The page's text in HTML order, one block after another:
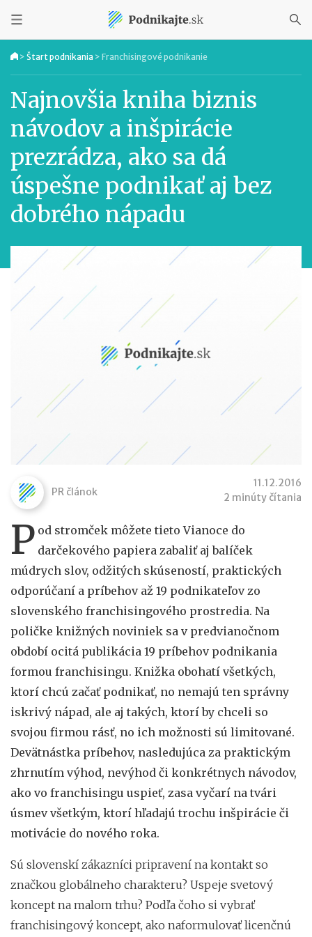
> Štart podnikania > Franchisingové podnikanie
Najnovšia kniha biznis
návodov a inšpirácie
prezrádza, ako sa dá
úspešne podnikať aj bez
dobrého nápadu
PR článok
11.12.2016
2 minúty čítania
P od stromček môžete tieto Vianoce do
darčekového papiera zabaliť aj balíček
múdrych slov, odžitých skúseností, praktických
odporúčaní a príbehov až 19 podnikateľov zo
slovenského franchisingového prostredia. Na
poličke knižných noviniek sa v predvianočnom
období ocitá publikácia 19 príbehov podnikania
formou franchisingu. Knižka obohatí všetkých,
ktorí chcú začať podnikať, no nemajú ten správny
iskrivý nápad, ale aj takých, ktorí by chceli so
svojou firmou rásť, no ich možnosti sú limitované.
Devätnástka príbehov, nasledujúca za praktickým
zhrnutím výhod, nevýhod či konkrétnych návodov,
ako vo franchisingu uspieť, zasa vyčarí na tvári
úsmev všetkým, ktorí hľadajú trochu inšpirácie či
motivácie do nového roka.
Sú slovenskí zákazníci pripravení na kontakt so
značkou globálneho charakteru? Uspeje svetový
koncept na malom trhu? Podľa čoho si vybrať
franchisingový koncept, ako naformulovať licenčnú